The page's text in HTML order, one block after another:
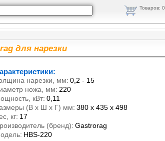
Товаров: 0
для нарезки
нарезки, мм: 0,2 - 15
ножа, мм: 220
кВт: 0,11
(В х Ш х Г) мм: 380 х 435 х 498
кг: 17
(бренд): Gastrorag
HBS-220